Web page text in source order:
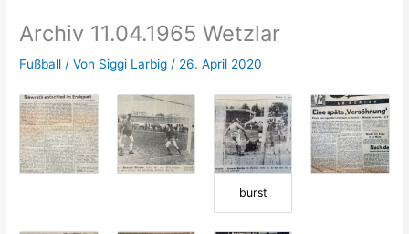
Archiv 11.04.1965 Wetzlar
Fußball / Von Siggi Larbig / 26. April 2020
burst